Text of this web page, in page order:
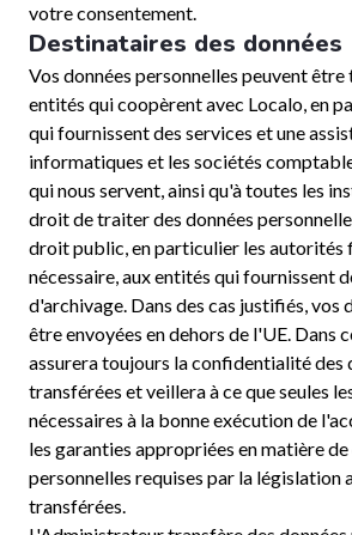
votre consentement.
Destinataires des données
Vos données personnelles peuvent être
entités qui coopèrent avec Localo, en
qui fournissent des services et une
informatiques et les sociétés
qui nous servent, ainsi qu'à toutes les
droit de traiter des données
droit public, en particulier les autorités
nécessaire, aux entités qui fournissent
d'archivage. Dans des cas justifiés, vos
être envoyées en dehors de l'UE. Dans
assurera toujours la confidentialité des
transférées et veillera à ce que seules
nécessaires à la bonne exécution de
les garanties appropriées en matière de
personnelles requises par la législation
transférées.